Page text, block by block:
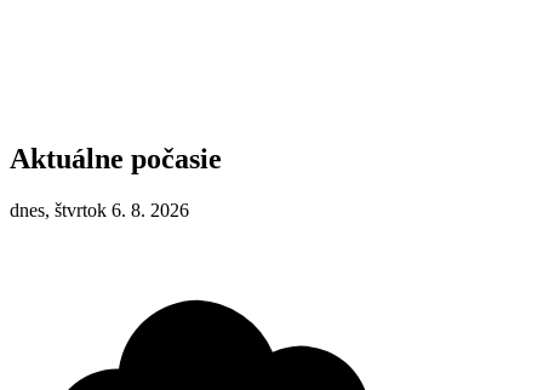
Aktuálne počasie
dnes, štvrtok 6. 8. 2026